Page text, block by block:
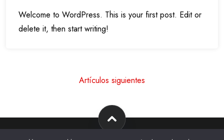
Welcome to WordPress. This is your first post. Edit or
delete it, then start writing!
Navegación
entradas
Artículos siguientes